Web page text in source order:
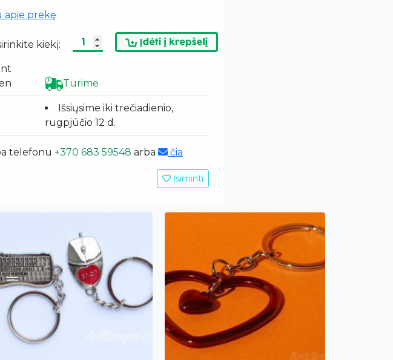
apie prekę
kiekį:
Turime
Išsiųsime iki trečiadienio,
rugpjūčio 12 d.
telefonu +370 683 59548 arba čia
Įsiminti